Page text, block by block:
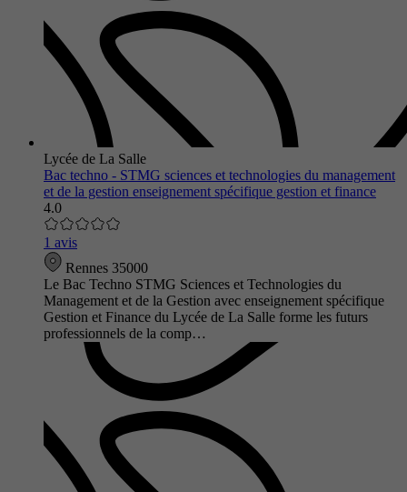
Lycée de La Salle
Bac techno - STMG sciences et technologies du management
et de la gestion enseignement spécifique gestion et finance
4.0
1 avis
Rennes 35000
Le Bac Techno STMG Sciences et Technologies du
Management et de la Gestion avec enseignement spécifique
Gestion et Finance du Lycée de La Salle forme les futurs
professionnels de la comp…